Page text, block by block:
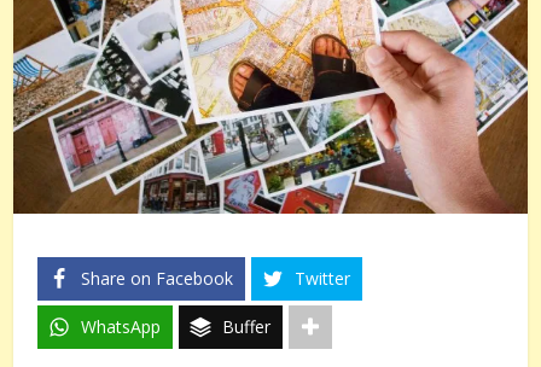
Share on Facebook Twitter
WhatsApp Buffer